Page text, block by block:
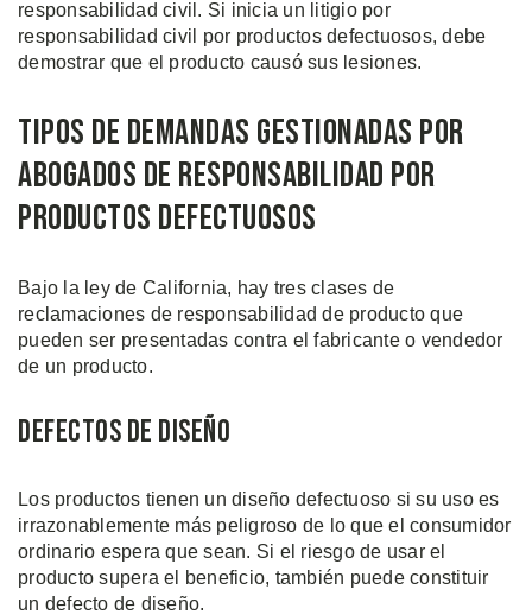
responsabilidad civil. Si inicia un litigio por
responsabilidad civil por productos defectuosos, debe
demostrar que el producto causó sus lesiones.
Tipos de Demandas Gestionadas por
Abogados de Responsabilidad por
Productos Defectuosos
Bajo la ley de California, hay tres clases de
reclamaciones de responsabilidad de producto que
pueden ser presentadas contra el fabricante o vendedor
de un producto.
Defectos de Diseño
Los productos tienen un diseño defectuoso si su uso es
irrazonablemente más peligroso de lo que el consumidor
ordinario espera que sean. Si el riesgo de usar el
producto supera el beneficio, también puede constituir
un defecto de diseño.